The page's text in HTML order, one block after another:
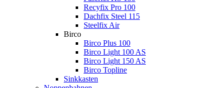
Recyfix Pro 100
Dachfix Steel 115
Steelfix Air
Birco
Birco Plus 100
Birco Light 100 AS
Birco Light 150 AS
Birco Topline
Sinkkasten